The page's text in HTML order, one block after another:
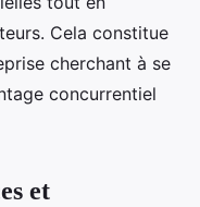
Cela constitue
cherchant à se
concurrentiel
et